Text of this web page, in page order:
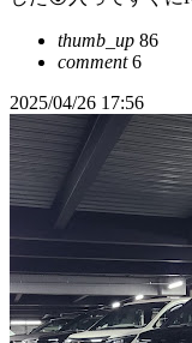
thumb_up 86
comment6
2025/04/26 17:56